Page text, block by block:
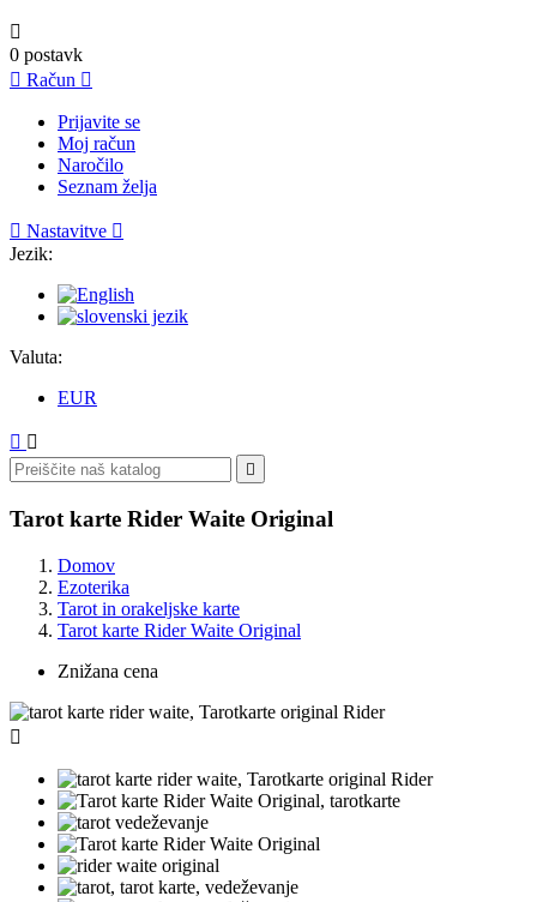

0 postavk
 Račun 
Prijavite se
Moj račun
Naročilo
Seznam želja
 Nastavitve 
Jezik:
Valuta:
EUR
 

Tarot karte Rider Waite Original
Domov
Ezoterika
Tarot in orakeljske karte
Tarot karte Rider Waite Original
Znižana cena
